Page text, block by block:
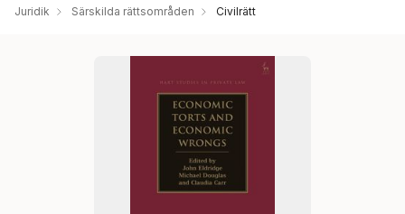
Juridik Särskilda rättsområden Civilrätt